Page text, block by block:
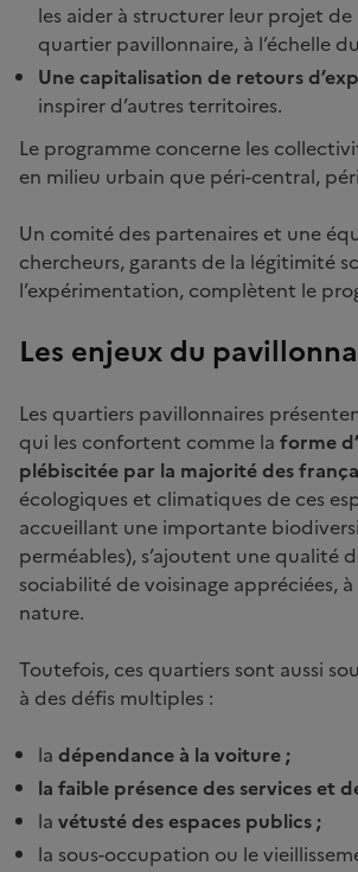
les aider à structurer leur projet
quartier pavillonnaire, à l’échelle
Une capitalisation de retours
inspirer d’autres territoires.
Le programme concerne les
en milieu urbain que péri-central,
Un comité des partenaires et une
chercheurs, garants de la légitimité
l’expérimentation, complètent le
Les enjeux du
Les quartiers pavillonnaires
qui les confortent comme la forme
plébiscitée par la majorité des
écologiques et climatiques de ces
accueillant une importante
perméables), s’ajoutent une qualité
sociabilité de voisinage appréciées,
nature.
Toutefois, ces quartiers sont aussi
à des défis multiples :
la dépendance à la voiture ;
la faible présence des services et
la vétusté des espaces publics ;
la sous-occupation ou le